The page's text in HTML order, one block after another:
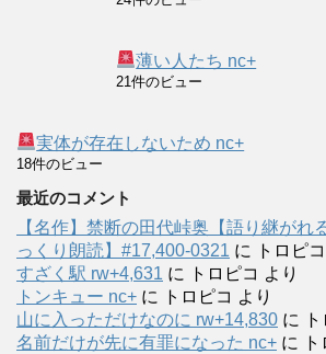
薄い人たち nc+
21件のビュー
実体が存在しないため nc+
18件のビュー
最近のコメント
【名作】禁断の田代峠奥【語り継がれ
っくり朗読】#17,400-0321 に トロピコ
すざく駅 rw+4,631 に トロピコ より
トンキュー nc+ に トロピコ より
山に入っただけなのに rw+14,830 に
名前だけが先に有罪になった nc+ に